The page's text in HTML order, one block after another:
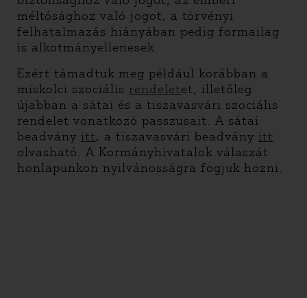
méltósághoz való jogot, a törvényi
felhatalmazás hiányában pedig formailag
is alkotmányellenesek.
Ezért támadtuk meg például korábban a
miskolci szociális rendeletet, illetőleg
újabban a sátai és a tiszavasvári szociális
rendelet vonatkozó passzusait. A sátai
beadvány itt, a tiszavasvári beadvány itt
olvasható. A Kormányhivatalok válaszát
honlapunkon nyilvánosságra fogjuk hozni.